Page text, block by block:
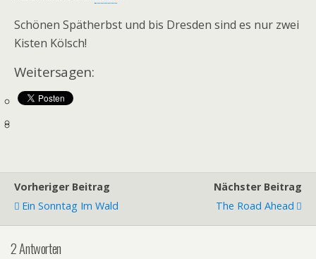
Schönen Spätherbst und bis Dresden sind es nur zwei
Kisten Kölsch!
Weitersagen:
Vorheriger Beitrag
Ein Sonntag Im Wald
Nächster Beitrag
The Road Ahead
2 Antworten